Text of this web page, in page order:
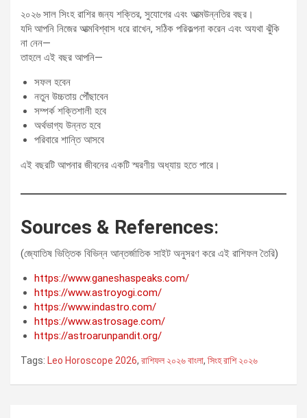
২০২৬ সাল সিংহ রাশির জন্য শক্তির, সুযোগের এবং আত্মউন্নতির বছর।
যদি আপনি নিজের আত্মবিশ্বাস ধরে রাখেন, সঠিক পরিকল্পনা করেন এবং অযথা ঝুঁকি
না নেন—
তাহলে এই বছর আপনি—
সফল হবেন
নতুন উচ্চতায় পৌঁছাবেন
সম্পর্ক শক্তিশালী হবে
অর্থভাগ্য উন্নত হবে
পরিবারে শান্তি আসবে
এই বছরটি আপনার জীবনের একটি স্মরণীয় অধ্যায় হতে পারে।
Sources & References:
(জ্যোতিষ ভিত্তিক বিভিন্ন আন্তর্জাতিক সাইট অনুসরণ করে এই রাশিফল তৈরি)
https://www.ganeshaspeaks.com/
https://www.astroyogi.com/
https://www.indastro.com/
https://www.astrosage.com/
https://astroarunpandit.org/
Tags: Leo Horoscope 2026, রাশিফল ২০২৬ বাংলা, সিংহ রাশি ২০২৬